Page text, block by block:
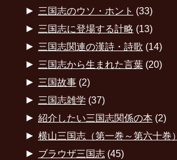
► 三国志のウソ・ホント (33)
► 三国志に登場する計略 (13)
► 三国志関連の漢詩・詩歌 (14)
► 三国志から生まれた言葉(20)
► 三国故事(2)
► 三国志雑学 (37)
► 紹介したい三国志関係の本(2)
► 横山三国志（第一巻～第六十巻）
► ブラウザ三国志(45)